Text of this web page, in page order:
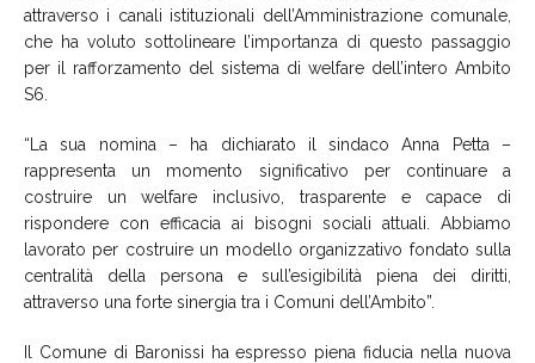
attraverso i canali istituzionali dell’Amministrazione comunale,
che ha voluto sottolineare l’importanza di questo passaggio
per il rafforzamento del sistema di welfare dell’intero Ambito
S6.
“La sua nomina – ha dichiarato il sindaco Anna Petta –
rappresenta un momento significativo per continuare a
costruire un welfare inclusivo, trasparente e capace di
rispondere con efficacia ai bisogni sociali attuali. Abbiamo
lavorato per costruire un modello organizzativo fondato sulla
centralità della persona e sull’esigibilità piena dei diritti,
attraverso una forte sinergia tra i Comuni dell’Ambito”.
Il Comune di Baronissi ha espresso piena fiducia nella nuova